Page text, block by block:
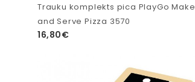
Trauku komplekts pica PlayGo Make
and Serve Pizza 3570
16,80€